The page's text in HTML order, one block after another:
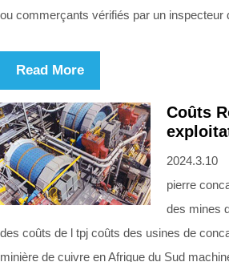
ou commerçants vérifiés par un inspecteur
Read More
Coûts
2024.3.10
pierre
des mines
des coûts de l tpj coûts des usines de
minière de cuivre en Afrique du Sud